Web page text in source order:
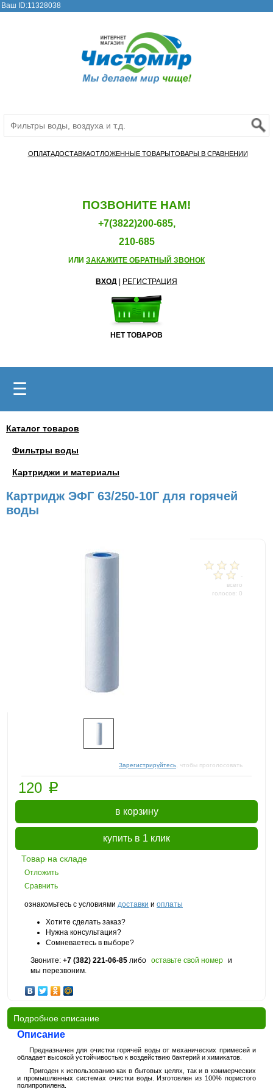
Ваш ID:11328038
ОПЛАТАДОСТАВКАОТЛОЖЕННЫЕ ТОВАРЫТОВАРЫ В СРАВНЕНИИ
ПОЗВОНИТЕ НАМ!
+7(3822)200-685,
210-685
ИЛИ ЗАКАЖИТЕ ОБРАТНЫЙ ЗВОНОК
ВХОД РЕГИСТРАЦИЯ
НЕТ ТОВАРОВ
☰
Каталог товаров
Фильтры воды
Картриджи и материалы
Картридж ЭФГ 63/250-10Г для горячей
воды
-
всего
голосов: 0
Зарегистрируйтесь , чтобы проголосовать
120 p
в корзину
купить в 1 клик
Товар на складе
Отложить
Сравнить
ознакомьтесь с условиями доставки и оплаты
Хотите сделать заказ?
Нужна консультация?
Сомневаетесь в выборе?
Звоните: +7 (382) 221-06-85 либо оставьте свой номер и
мы перезвоним.
Подробное описание
Описание
Предназначен для очистки горячей воды от механических примесей и
обладает высокой устойчивостью к воздействию бактерий и химикатов.
Пригоден к использованию как в бытовых целях, так и в коммерческих
и промышленных системах очистки воды. Изготовлен из 100% пористого
полипропилена.